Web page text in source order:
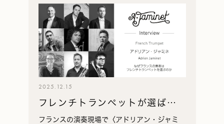
2025.12.15
フレンチトランペットが選ばれ
る理由 — フランス奏者の実践・
フランスの演奏現場で〈アドリアン・ジャミ